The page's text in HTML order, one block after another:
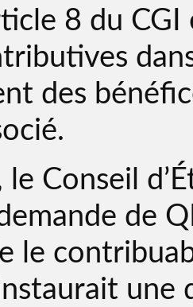
8 du
des
le Conseil
de
le
une